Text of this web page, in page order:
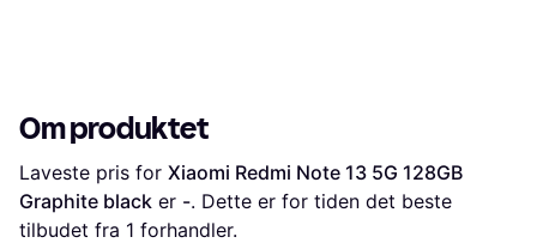
Om produktet
Laveste pris for Xiaomi Redmi Note 13 5G 128GB
Graphite black er -. Dette er for tiden det beste
tilbudet fra 1 forhandler.